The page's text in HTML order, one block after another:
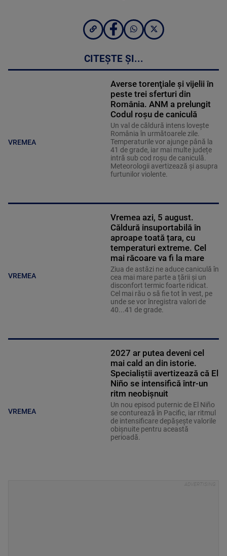
CITEȘTE ȘI...
VREMEA
Averse torenţiale şi vijelii în
peste trei sferturi din
România. ANM a prelungit
Codul roșu de caniculă
Un val de căldură intens lovește
România în următoarele zile.
Temperaturile vor ajunge până la
41 de grade, iar mai multe județe
intră sub cod roșu de caniculă.
Meteorologii avertizează și asupra
furtunilor violente.
VREMEA
Vremea azi, 5 august.
Căldură insuportabilă în
aproape toată țara, cu
temperaturi extreme. Cel
mai răcoare va fi la mare
Ziua de astăzi ne aduce caniculă în
cea mai mare parte a țării și un
disconfort termic foarte ridicat.
Cel mai rău o să fie tot în vest, pe
unde se vor înregistra valori de
40...41 de grade.
VREMEA
2027 ar putea deveni cel
mai cald an din istorie.
Specialiștii avertizează că El
Niño se intensifică într-un
ritm neobișnuit
Un nou episod puternic de El Niño
se conturează în Pacific, iar ritmul
de intensificare depășește valorile
obișnuite pentru această
perioadă.